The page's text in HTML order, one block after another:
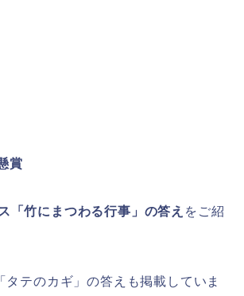
賞
「竹にまつわる行事」の答え をご紹
タテのカギ」の答えも掲載していま